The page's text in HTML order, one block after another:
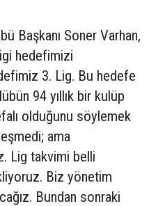
Başkanı Soner Varhan,
hedefimizi
3. Lig. Bu hedefe
94 yıllık bir kulüp
olduğunu söylemek
ama
Lig takvimi belli
Biz yönetim
Bundan sonraki